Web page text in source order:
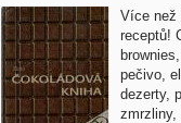
Více než
receptů!
pečivo,
dezerty,
zmrzliny,